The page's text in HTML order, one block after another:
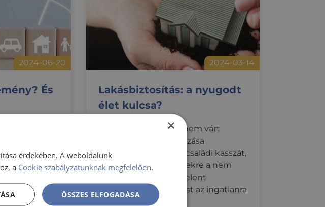
2024-06-20
És
a fejében a
meg a
2024-03-14
Lakásbiztosítás: a nyugodt
élet kulcsa?
Egy ingatlant érintő, nem várt
káresemény helyrehozása
jelentősen leterheli a családi kasszát,
azonban pontosan ezekre a nem
tervezhető esetekre jelent
biztonságos megoldást az ingatlanra
köthető, teljes körű
×
érdekében. A weboldalunk
a Cookie szabályzatunknak megfelelően.
ÖSSZES ELFOGADÁSA